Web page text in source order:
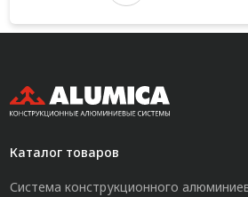
Каталог товаров
Система конструкционного